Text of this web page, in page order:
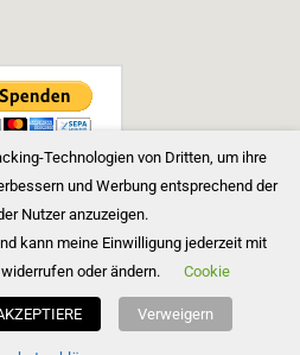
Bibelgemeinde Barnim
Technologien von Dritten, um ihre
und Werbung entsprechend der
Nutzer anzuzeigen.
kann meine Einwilligung jederzeit mit
oder ändern.
Cookie
Verweigern